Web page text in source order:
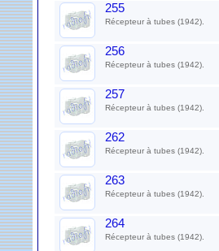
255
Récepteur à tubes (1942).
256
Récepteur à tubes (1942).
257
Récepteur à tubes (1942).
262
Récepteur à tubes (1942).
263
Récepteur à tubes (1942).
264
Récepteur à tubes (1942).